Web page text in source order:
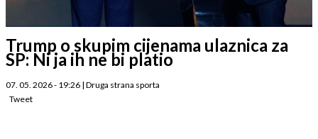
Trump o skupim cijenama ulaznica za
SP: Ni ja ih ne bi platio
07. 05. 2026 - 19:26 | Druga strana sporta
Tweet